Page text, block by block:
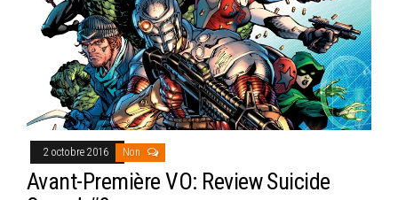
2 octobre 2016 Non
Avant-Première VO: Review Suicide